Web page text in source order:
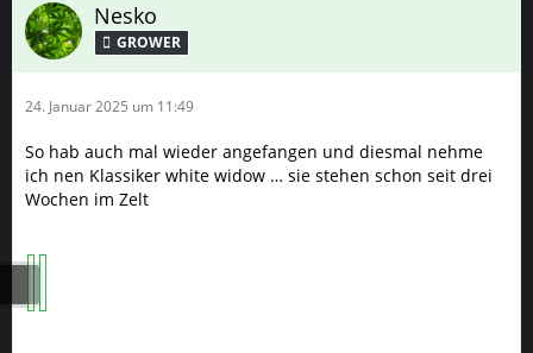
Nesko
GROWER
24. Januar 2025 um 11:49
So hab auch mal wieder angefangen und diesmal nehme
ich nen Klassiker white widow … sie stehen schon seit drei
Wochen im Zelt